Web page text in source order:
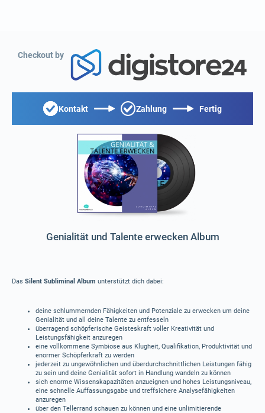
Checkout by
Kontakt Zahlung Fertig
Genialität und Talente erwecken Album
Das Silent Subliminal Album unterstützt dich dabei:
deine schlummernden Fähigkeiten und Potenziale zu erwecken um deine
Genialität und all deine Talente zu entfesseln
überragend schöpferische Geisteskraft voller Kreativität und
Leistungsfähigkeit anzuregen
eine vollkommene Symbiose aus Klugheit, Qualifikation, Produktivität und
enormer Schöpferkraft zu werden
jederzeit zu ungewöhnlichen und überdurchschnittlichen Leistungen fähig
zu sein und deine Genialität sofort in Handlung wandeln zu können
sich enorme Wissenskapazitäten anzueignen und hohes Leistungsniveau,
eine schnelle Auffassungsgabe und treffsichere Analysefähigkeiten
anzuregen
über den Tellerrand schauen zu können und eine unlimitierende